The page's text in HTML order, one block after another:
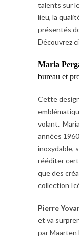
talents sur
lieu, la
présentés
Découvrez
Maria
bureau et
Cette
volant.
années
inoxydable,
rééditer
que des
collection
Pierre
et va
par Maarten